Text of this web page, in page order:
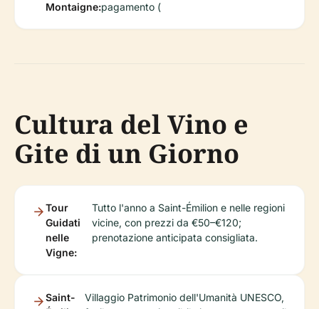
Montaigne:pagamento (
Cultura del Vino e
Gite di un Giorno
Tour
Guidati
nelle
Vigne:
Tutto l'anno a Saint-Émilion e nelle regioni
vicine, con prezzi da €50–€120;
prenotazione anticipata consigliata.
Saint-
Villaggio Patrimonio dell'Umanità UNESCO,